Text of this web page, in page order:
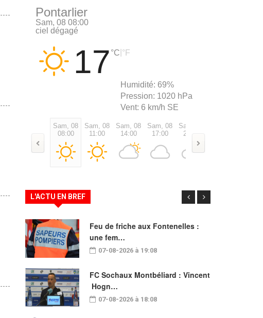
Pontarlier
Sam, 08 08:00
ciel dégagé
17 °C °F
Humidité: 69%
Pression: 1020 hPa
Vent: 6 km/h SE
Sam, 08
08:00
Sam, 08
11:00
Sam, 08
14:00
Sam, 08
17:00
Sam, 08
20:00
L'ACTU EN BREF
Feu de friche aux Fontenelles :
une fem…
07-08-2026 à 19:08
FC Sochaux Montbéliard : Vincent
Hogn…
07-08-2026 à 18:08